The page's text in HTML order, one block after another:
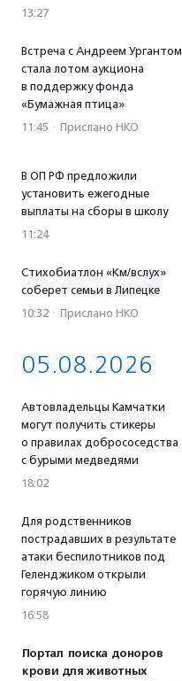
13:27
Встреча с Андреем Ургантом
стала лотом аукциона
в поддержку фонда
«Бумажная птица»
11:45 · Прислано НКО
В ОП РФ предложили
установить ежегодные
выплаты на сборы в школу
11:24
Стихобиатлон «Км/вслух»
соберет семьи в Липецке
10:32 · Прислано НКО
05.08.2026
Автовладельцы Камчатки
могут получить стикеры
о правилах добрососедства
с бурыми медведями
18:02
Для родственников
пострадавших в результате
атаки беспилотников под
Геленджиком открыли
горячую линию
16:58
Портал поиска доноров
крови для животных